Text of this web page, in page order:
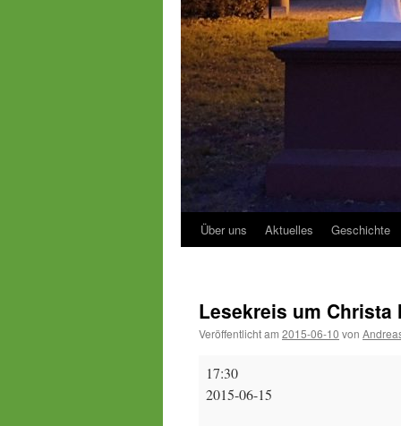
Über uns Aktuelles Geschichte
Lesekreis um Christa
Veröffentlicht am 2015-06-10 von
Lesekreis
um
17:30
2015-06-15